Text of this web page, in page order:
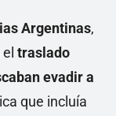
Argentinas,
traslado
evadir a
que incluía